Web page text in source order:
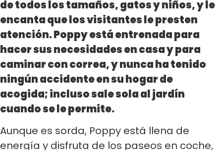
de todos los tamaños, gatos y niños, y le
encanta que los visitantes le presten
atención. Poppy está entrenada para
hacer sus necesidades en casa y para
caminar con correa, y nunca ha tenido
ningún accidente en su hogar de
acogida; incluso sale sola al jardín
cuando se le permite.
Aunque es sorda, Poppy está llena de
energía y disfruta de los paseos en coche,